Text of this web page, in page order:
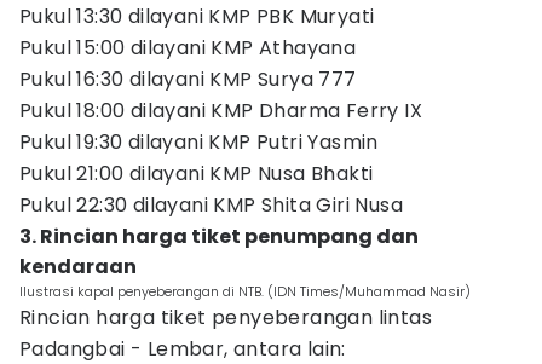
Pukul 13:30 dilayani KMP PBK Muryati
Pukul 15:00 dilayani KMP Athayana
Pukul 16:30 dilayani KMP Surya 777
Pukul 18:00 dilayani KMP Dharma Ferry IX
Pukul 19:30 dilayani KMP Putri Yasmin
Pukul 21:00 dilayani KMP Nusa Bhakti
Pukul 22:30 dilayani KMP Shita Giri Nusa
3. Rincian harga tiket penumpang dan
kendaraan
Ilustrasi kapal penyeberangan di NTB. (IDN Times/Muhammad Nasir)
Rincian harga tiket penyeberangan lintas
Padangbai - Lembar, antara lain: